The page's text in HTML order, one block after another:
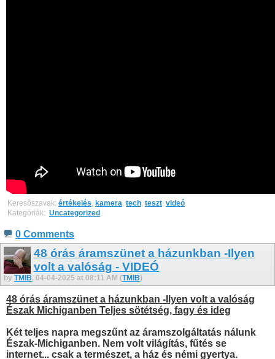
Keresõszavak: értékelés kamera tech teszt videó
Kategóriák: ‎ Uncategorized
0 Comments
48 órás áramszünet a házunkban -Ilyen
volt a valóság - VIDEÓ
by TMIB, 04-04-2025 at 08:11 AM (TMIB)
48 órás áramszünet a házunkban -Ilyen volt a valóság
Észak Michiganben Teljes sötétség, fagy és ideg
Két teljes napra megszűnt az áramszolgáltatás nálunk
Észak-Michiganben. Nem volt világítás, fűtés se
internet... csak a természet, a ház és némi gyertya.